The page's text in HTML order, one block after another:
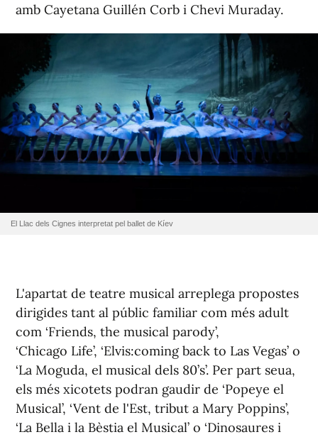
amb Cayetana Guillén Corb i Chevi Muraday.
El Llac dels Cignes interpretat pel ballet de Kíev
L'apartat de teatre musical arreplega propostes
dirigides tant al públic familiar com més adult
com ‘Friends, the musical parody’,
‘Chicago Life’, ‘Elvis:coming back to Las Vegas’ o
‘La Moguda, el musical dels 80’s’. Per part seua,
els més xicotets podran gaudir de ‘Popeye el
Musical’, ‘Vent de l'Est, tribut a Mary Poppins’,
‘La Bella i la Bèstia el Musical’ o ‘Dinosaures i